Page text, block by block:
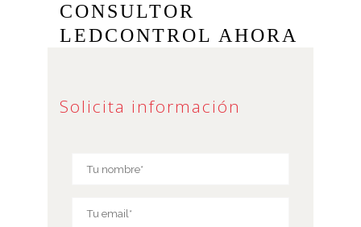
CONSULTOR
LEDCONTROL AHORA
Solicita información